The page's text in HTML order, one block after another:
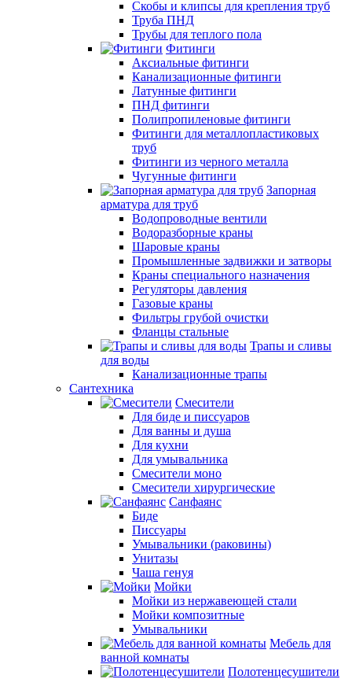
Скобы и клипсы для крепления труб
Труба ПНД
Трубы для теплого пола
Фитинги
Аксиальные фитинги
Канализационные фитинги
Латунные фитинги
ПНД фитинги
Полипропиленовые фитинги
Фитинги для металлопластиковых
труб
Фитинги из черного металла
Чугунные фитинги
Запорная
арматура для труб
Водопроводные вентили
Водоразборные краны
Шаровые краны
Промышленные задвижки и затворы
Краны специального назначения
Регуляторы давления
Газовые краны
Фильтры грубой очистки
Фланцы стальные
Трапы и сливы
для воды
Канализационные трапы
Сантехника
Смесители
Для биде и писсуаров
Для ванны и душа
Для кухни
Для умывальника
Смесители моно
Смесители хирургические
Санфаянс
Биде
Писсуары
Умывальники (раковины)
Унитазы
Чаша генуя
Мойки
Мойки из нержавеющей стали
Мойки композитные
Умывальники
Мебель для
ванной комнаты
Полотенцесушители